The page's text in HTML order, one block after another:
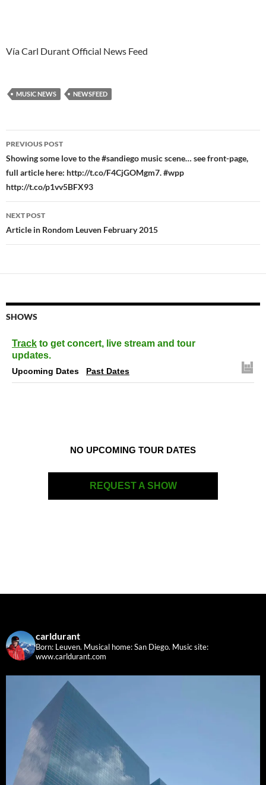
Vía Carl Durant Official News Feed
MUSIC NEWS NEWSFEED
Post
navigation
PREVIOUS POST
Showing some love to the #sandiego music scene… see front-page,
full article here: http://t.co/F4CjGOMgm7. #wpp
http://t.co/p1vv5BFX93
NEXT POST
Article in Rondom Leuven February 2015
SHOWS
Track to get concert, live stream and tour
updates.
Upcoming Dates Past Dates
NO UPCOMING TOUR DATES
REQUEST A SHOW
carldurant
Born: Leuven. Musical home: San Diego. Music site:
www.carldurant.com